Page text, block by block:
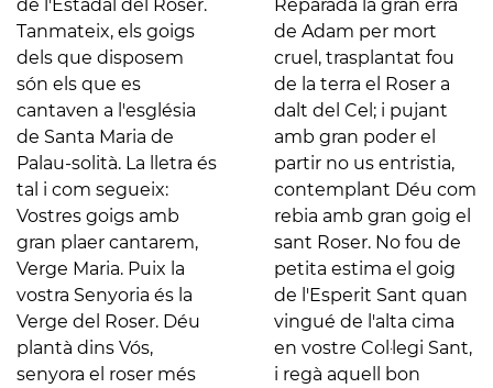
de l'Estadal del Roser.
Tanmateix, els goigs
dels que disposem
són els que es
cantaven a l'església
de Santa Maria de
Palau-solità. La lletra és
tal i com segueix:
Vostres goigs amb
gran plaer cantarem,
Verge Maria. Puix la
vostra Senyoria és la
Verge del Roser. Déu
plantà dins Vós,
senyora el roser més
Reparada la gran erra
de Adam per mort
cruel, trasplantat fou
de la terra el Roser a
dalt del Cel; i pujant
amb gran poder el
partir no us entristia,
contemplant Déu com
rebia amb gran goig el
sant Roser. No fou de
petita estima el goig
de l'Esperit Sant quan
vingué de l'alta cima
en vostre Col·legi Sant,
i regà aquell bon